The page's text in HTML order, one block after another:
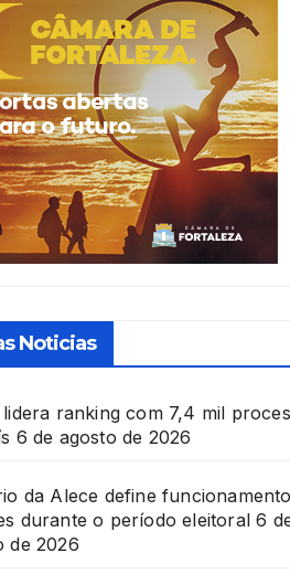
Noticias
lidera ranking com 7,4 mil
6 de agosto de 2026
da Alece define
durante o período eleitoral 6
de 2026